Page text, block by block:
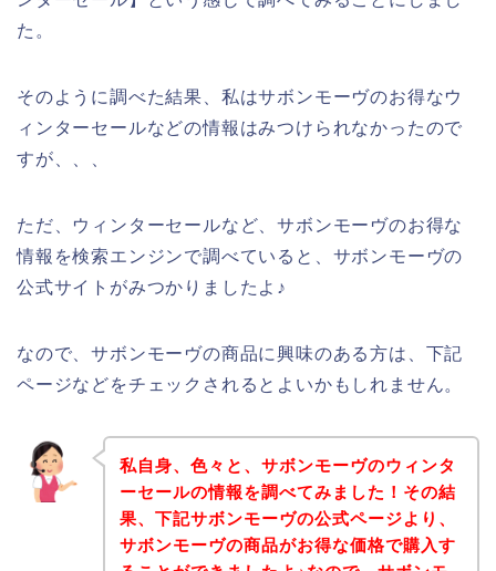
た。
そのように調べた結果、私はサボンモーヴのお得なウ
ィンターセールなどの情報はみつけられなかったので
すが、、、
ただ、ウィンターセールなど、サボンモーヴのお得な
情報を検索エンジンで調べていると、サボンモーヴの
公式サイトがみつかりましたよ♪
なので、サボンモーヴの商品に興味のある方は、下記
ページなどをチェックされるとよいかもしれません。
私自身、色々と、サボンモーヴのウィンタ
ーセールの情報を調べてみました！その結
果、下記サボンモーヴの公式ページより、
サボンモーヴの商品がお得な価格で購入す